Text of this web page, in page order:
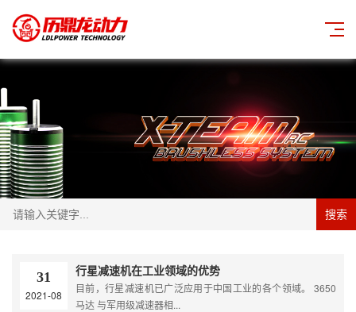
搜索
31
2021-08
行星减速机在工业领域的优势
目前，行星减速机已广泛应用于中国工业的各个领域。 3650
马达 与军用级减速器相...